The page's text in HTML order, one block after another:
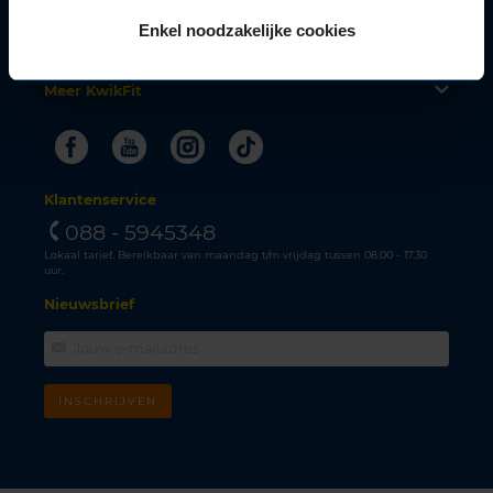
Enkel noodzakelijke cookies
Meer KwikFit
FacebookYoutubeInstagram
Tiktok
Klantenservice
088 - 5945348
Lokaal tarief. Bereikbaar van maandag t/m vrijdag tussen 08.00 - 17.30
uur.
Nieuwsbrief
INSCHRIJVEN